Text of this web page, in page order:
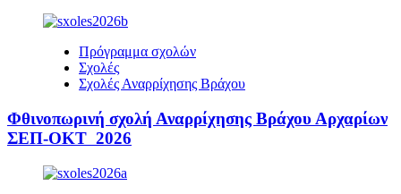
Πρόγραμμα σχολών
Σχολές
Σχολές Αναρρίχησης Βράχου
Φθινοπωρινή σχολή Αναρρίχησης Βράχου Αρχαρίων
ΣΕΠ-ΟΚΤ 2026